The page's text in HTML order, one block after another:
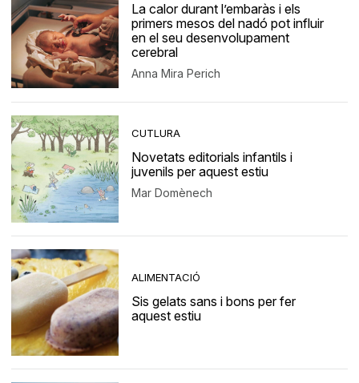
La calor durant l’embaràs i els
primers mesos del nadó pot influir
en el seu desenvolupament
cerebral
Anna Mira Perich
CUTLURA
Novetats editorials infantils i
juvenils per aquest estiu
Mar Domènech
ALIMENTACIÓ
Sis gelats sans i bons per fer
aquest estiu